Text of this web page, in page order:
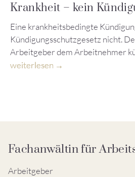
Krankheit – kein
Eine krankheitsbedingte
Kündigungsschutzgesetz nicht.
Arbeitgeber dem Arbeitnehmer
weiterlesen
Fachanwältin für
Arbeitgeber